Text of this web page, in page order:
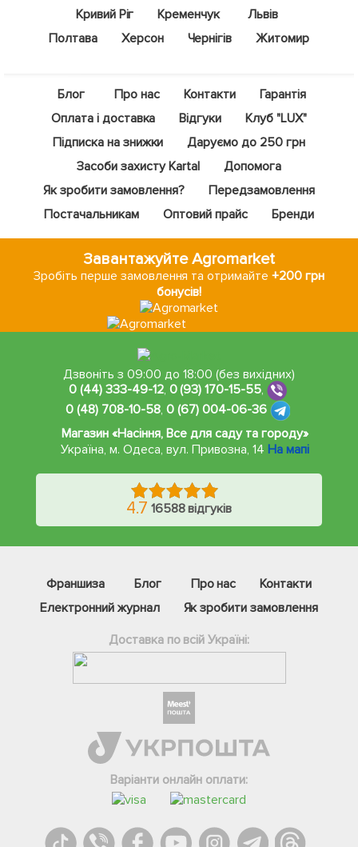
Кривий Ріг
Кременчук
Львів
Полтава
Херсон Чернігів Житомир
Блог Про нас Контакти
Гарантія
Оплата і доставка
Відгуки
Клуб "LUX"
Підписка на знижки
Даруємо до 250 грн
Засоби захисту Kartal
Допомога
Як зробити замовлення?
Передзамовлення
Постачальникам
Оптовий прайс Бренди
Завантажуйте Agromarket
Зробіть перше замовлення та отримайте+200 грн
бонусів!
Дзвоніть з 09:00 до 18:00 (без вихідних)
0 (44) 333-49-12, 0 (93) 170-15-55,
0 (48) 708-10-58, 0 (67) 004-06-36
Магазин «Насіння, Все для саду та городу»
Україна, м. Одеса,вул. Привозна, 14 На мапі
4.7 16588 відгуків
Франшиза Блог Про нас
Контакти
Електронний журнал
Як зробити замовлення
Доставка по всій Україні:
Варіанти онлайн оплати:
Телеграм
Вайбер